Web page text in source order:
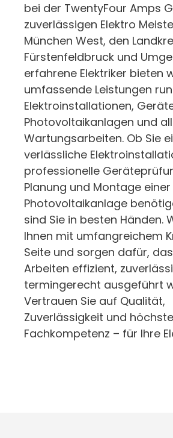
bei der TwentyFour Amps
zuverlässigen Elektro
München West, den
Fürstenfeldbruck und
erfahrene Elektriker bieten
umfassende Leistungen
Elektroinstallationen,
Photovoltaikanlagen und
Wartungsarbeiten. Ob Sie
verlässliche
professionelle
Planung und Montage
Photovoltaikanlage
sind Sie in besten Händen.
Ihnen mit umfangreichem
Seite und sorgen dafür,
Arbeiten effizient,
termingerecht ausgeführt
Vertrauen Sie auf Qualität,
Zuverlässigkeit und höchste
Fachkompetenz – für Ihre